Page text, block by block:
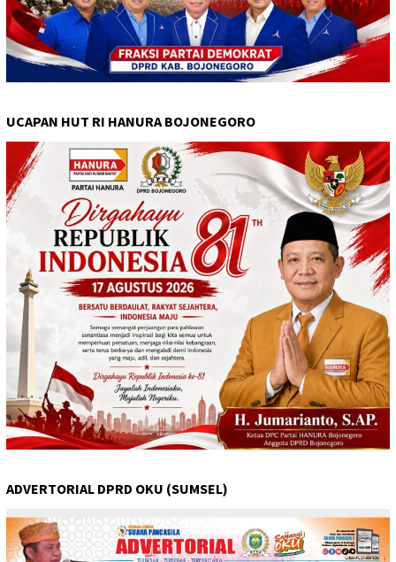
UCAPAN HUT RI HANURA BOJONEGORO
ADVERTORIAL DPRD OKU (SUMSEL)